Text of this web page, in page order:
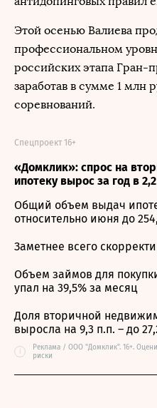
Этой осенью Валиева
профессиональном
российских этапа Гран-
заработав в сумме 1 млн
соревнований.
«Домклик»: спрос на
ипотеку вырос за год в
Спецпроект 16+
Общий объем выдач
относительно июня до
Заметнее всего
Объем займов для
упал на 39,5% за месяц
Доля вторичной
выросла на 9,3 п.п. – до
i
Реклама / ООО "Домклик". 16+.
риски